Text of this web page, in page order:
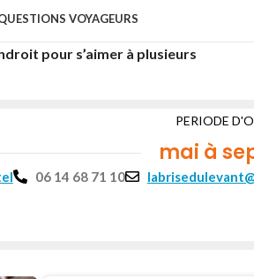
VOYAGEURS
pour s’aimer à plusieurs
PERIODE
mai à
06 14 68 71 10